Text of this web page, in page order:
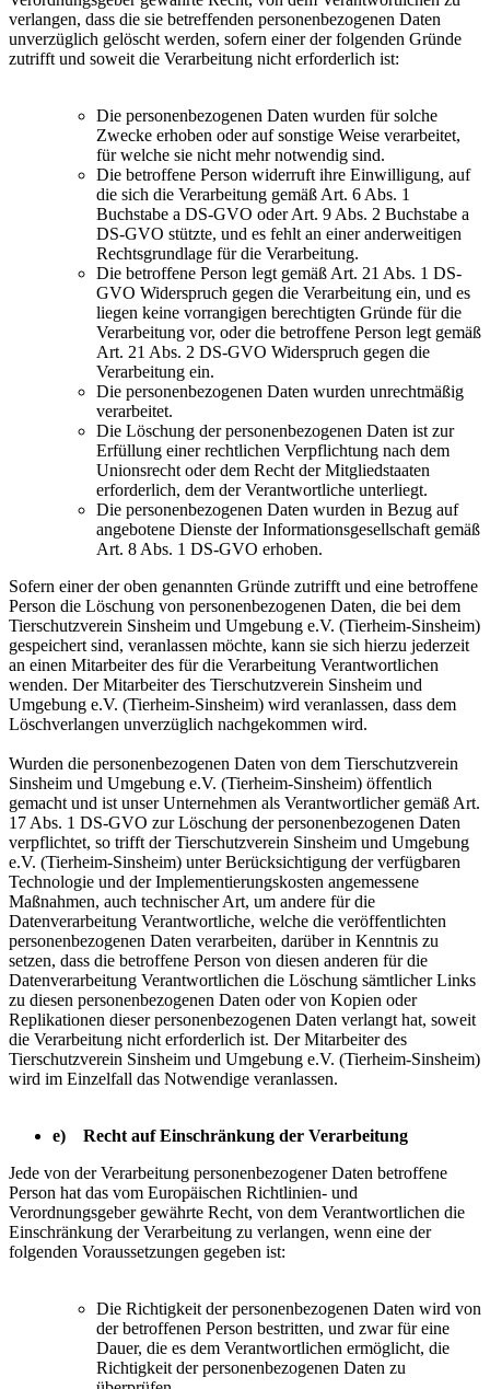
verlangen, dass die sie betreffenden personenbezogenen Daten
unverzüglich gelöscht werden, sofern einer der folgenden Gründe
zutrifft und soweit die Verarbeitung nicht erforderlich ist:
Die personenbezogenen Daten wurden für solche
Zwecke erhoben oder auf sonstige Weise verarbeitet,
für welche sie nicht mehr notwendig sind.
Die betroffene Person widerruft ihre Einwilligung, auf
die sich die Verarbeitung gemäß Art. 6 Abs. 1
Buchstabe a DS-GVO oder Art. 9 Abs. 2 Buchstabe a
DS-GVO stützte, und es fehlt an einer anderweitigen
Rechtsgrundlage für die Verarbeitung.
Die betroffene Person legt gemäß Art. 21 Abs. 1 DS-
GVO Widerspruch gegen die Verarbeitung ein, und es
liegen keine vorrangigen berechtigten Gründe für die
Verarbeitung vor, oder die betroffene Person legt gemäß
Art. 21 Abs. 2 DS-GVO Widerspruch gegen die
Verarbeitung ein.
Die personenbezogenen Daten wurden unrechtmäßig
verarbeitet.
Die Löschung der personenbezogenen Daten ist zur
Erfüllung einer rechtlichen Verpflichtung nach dem
Unionsrecht oder dem Recht der Mitgliedstaaten
erforderlich, dem der Verantwortliche unterliegt.
Die personenbezogenen Daten wurden in Bezug auf
angebotene Dienste der Informationsgesellschaft gemäß
Art. 8 Abs. 1 DS-GVO erhoben.
Sofern einer der oben genannten Gründe zutrifft und eine betroffene
Person die Löschung von personenbezogenen Daten, die bei dem
Tierschutzverein Sinsheim und Umgebung e.V. (Tierheim-Sinsheim)
gespeichert sind, veranlassen möchte, kann sie sich hierzu jederzeit
an einen Mitarbeiter des für die Verarbeitung Verantwortlichen
wenden. Der Mitarbeiter des Tierschutzverein Sinsheim und
Umgebung e.V. (Tierheim-Sinsheim) wird veranlassen, dass dem
Löschverlangen unverzüglich nachgekommen wird.
Wurden die personenbezogenen Daten von dem Tierschutzverein
Sinsheim und Umgebung e.V. (Tierheim-Sinsheim) öffentlich
gemacht und ist unser Unternehmen als Verantwortlicher gemäß Art.
17 Abs. 1 DS-GVO zur Löschung der personenbezogenen Daten
verpflichtet, so trifft der Tierschutzverein Sinsheim und Umgebung
e.V. (Tierheim-Sinsheim) unter Berücksichtigung der verfügbaren
Technologie und der Implementierungskosten angemessene
Maßnahmen, auch technischer Art, um andere für die
Datenverarbeitung Verantwortliche, welche die veröffentlichten
personenbezogenen Daten verarbeiten, darüber in Kenntnis zu
setzen, dass die betroffene Person von diesen anderen für die
Datenverarbeitung Verantwortlichen die Löschung sämtlicher Links
zu diesen personenbezogenen Daten oder von Kopien oder
Replikationen dieser personenbezogenen Daten verlangt hat, soweit
die Verarbeitung nicht erforderlich ist. Der Mitarbeiter des
Tierschutzverein Sinsheim und Umgebung e.V. (Tierheim-Sinsheim)
wird im Einzelfall das Notwendige veranlassen.
e) Recht auf Einschränkung der Verarbeitung
Jede von der Verarbeitung personenbezogener Daten betroffene
Person hat das vom Europäischen Richtlinien- und
Verordnungsgeber gewährte Recht, von dem Verantwortlichen die
Einschränkung der Verarbeitung zu verlangen, wenn eine der
folgenden Voraussetzungen gegeben ist:
Die Richtigkeit der personenbezogenen Daten wird von
der betroffenen Person bestritten, und zwar für eine
Dauer, die es dem Verantwortlichen ermöglicht, die
Richtigkeit der personenbezogenen Daten zu